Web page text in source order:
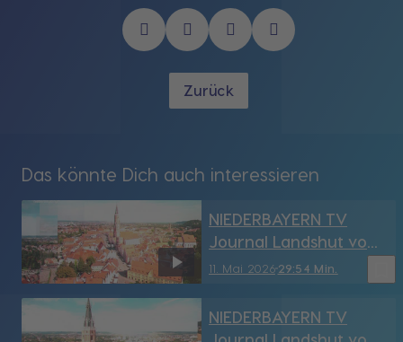
Zurück
Das könnte Dich auch interessieren
11. Mai 202629:54 Min.
NIEDERBAYERN TV
Journal Landshut vom
11.05.2026
NIEDERBAYERN TV